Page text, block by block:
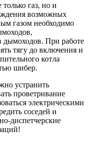
газ, но и
возможных
газом необходимо
дымоходов. При работе
тягу до включения и
котла
шибер.
устранить
проветривание
электрическими
соседей и
диспетчерские